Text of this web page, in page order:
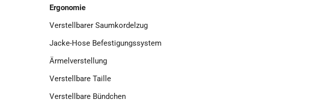
Ergonomie
Verstellbarer Saumkordelzug
Jacke-Hose Befestigungssystem
Ärmelverstellung
Verstellbare Taille
Verstellbare Bündchen